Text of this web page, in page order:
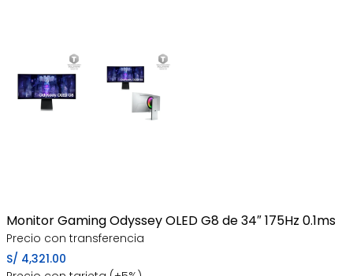
Monitor Gaming Odyssey OLED G8 de 34″ 175Hz 0.1ms
Precio con transferencia
S/ 4,321.00